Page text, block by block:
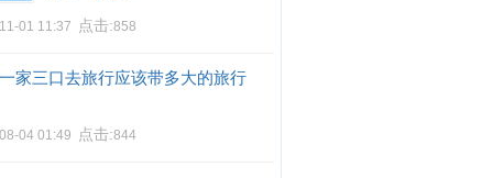
01 11:37 点击:858
家三口去旅行应该带多大的旅行
04 01:49 点击:844